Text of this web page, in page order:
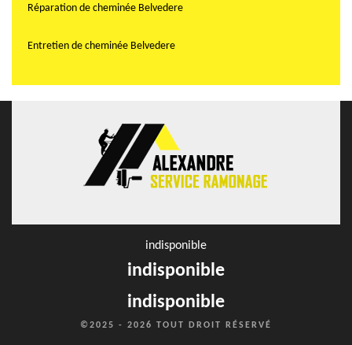
Réparation de cheminée Belvedere
Entretien de cheminée Belvedere
indisponible
indisponible
indisponible
©2025 - 2026 TOUT DROIT RÉSERVÉ